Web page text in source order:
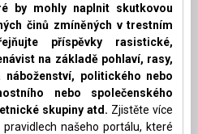
by mohly naplnit skutkovou
činů zmíněných v trestním
příspěvky rasistické,
na základě pohlaví, rasy,
politického nebo
nebo společenského
skupiny atd. Zjistěte více
našeho portálu, které